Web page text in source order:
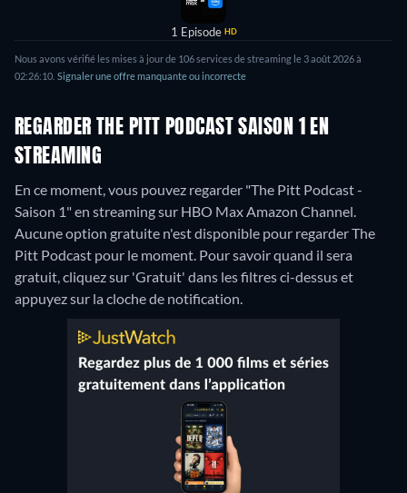
1 Episode HD
Nous avons vérifié les mises à jour de 106 services de streaming le 3 août 2026 à
02:26:10. Signaler une offre manquante ou incorrecte
REGARDER THE PITT PODCAST SAISON 1 EN
STREAMING
En ce moment, vous pouvez regarder "The Pitt Podcast -
Saison 1" en streaming sur HBO Max Amazon Channel.
Aucune option gratuite n'est disponible pour regarder The
Pitt Podcast pour le moment. Pour savoir quand il sera
gratuit, cliquez sur 'Gratuit' dans les filtres ci-dessus et
appuyez sur la cloche de notification.